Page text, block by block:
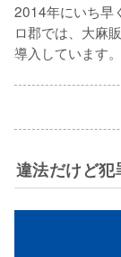
2014年にいち早
ロ郡では、大麻
導入しています。
違法だけど